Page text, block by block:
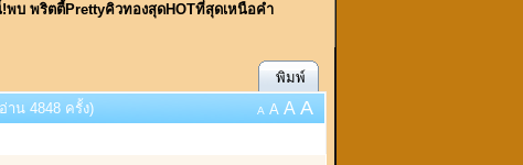
พบ พริตตี้PrettyคิวทองสุดHOTที่สุดเหนือคำ
พิมพ์
น 4848 ครั้ง) A A A A